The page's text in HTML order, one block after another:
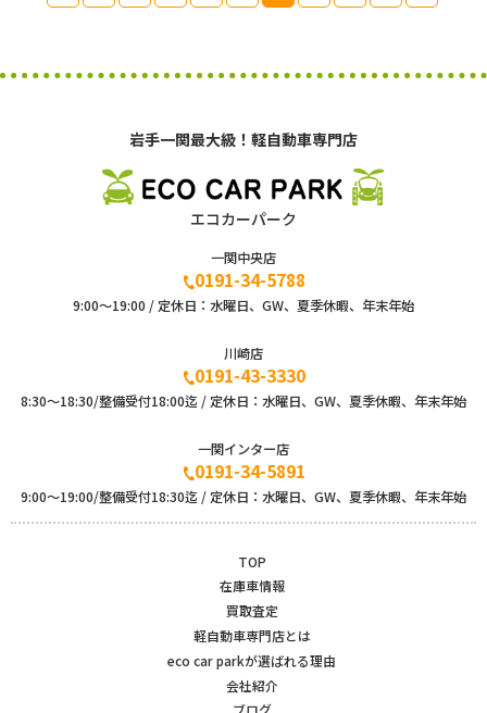
岩手一関最大級！軽自動車専門店
エコカーパーク
一関中央店
0191-34-5788
9:00〜19:00 / 定休日：水曜日、GW、夏季休暇、年末年始
川崎店
0191-43-3330
8:30～18:30/整備受付18:00迄 / 定休日：水曜日、GW、夏季休暇、年末年始
一関インター店
0191-34-5891
9:00〜19:00/整備受付18:30迄 / 定休日：水曜日、GW、夏季休暇、年末年始
TOP
在庫車情報
買取査定
軽自動車専門店とは
eco car parkが選ばれる理由
会社紹介